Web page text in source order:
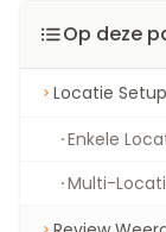
Op deze
Locatie Setup
Enkele
Multi-